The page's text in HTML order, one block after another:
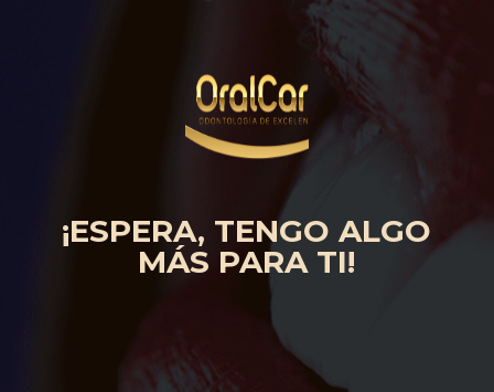
¡ESPERA, TENGO ALGO
MÁS PARA TI!